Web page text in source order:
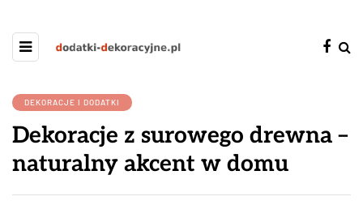
DEKORACJE I DODATKI
Dekoracje z surowego drewna –
naturalny akcent w domu